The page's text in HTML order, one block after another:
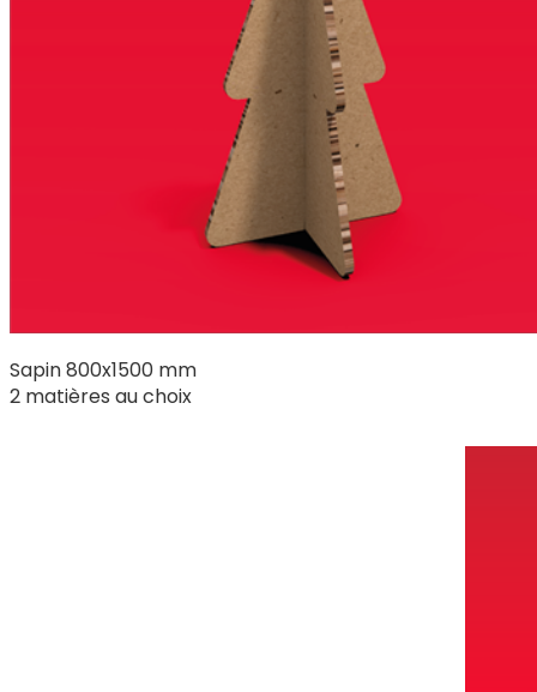
Sapin 800x1500 mm
2 matières au choix